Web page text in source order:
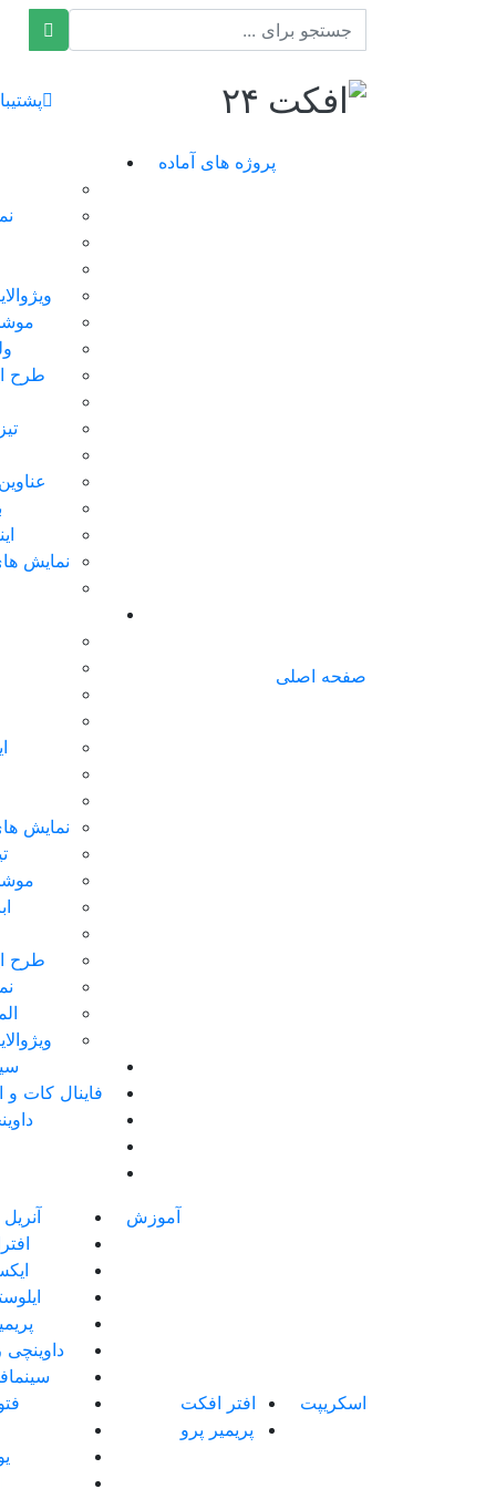
صفحه اصلی
پروژه های آماده
طرح
نمایش
نمایش
طرح
فاینال کات
اسکریپت
افتر افکت
پریمیر پرو
آموزش
داوینچی